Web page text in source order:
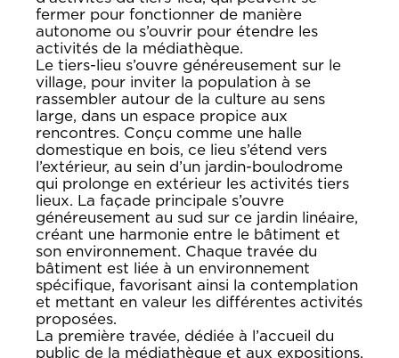
fermer pour fonctionner de manière
autonome ou s’ouvrir pour étendre les
activités de la médiathèque.
Le tiers-lieu s’ouvre généreusement sur le
village, pour inviter la population à se
rassembler autour de la culture au sens
large, dans un espace propice aux
rencontres. Conçu comme une halle
domestique en bois, ce lieu s’étend vers
l’extérieur, au sein d’un jardin-boulodrome
qui prolonge en extérieur les activités tiers
lieux. La façade principale s’ouvre
généreusement au sud sur ce jardin linéaire,
créant une harmonie entre le bâtiment et
son environnement. Chaque travée du
bâtiment est liée à un environnement
spécifique, favorisant ainsi la contemplation
et mettant en valeur les différentes activités
proposées.
La première travée, dédiée à l’accueil du
public de la médiathèque et aux expositions,